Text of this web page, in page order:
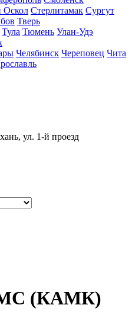
Оскол Стерлитамак Сургут
Тверь
Тула Тюмень Улан-Удэ
Челябинск Череповец Чита
ул. 1-й проезд
(КАМК)